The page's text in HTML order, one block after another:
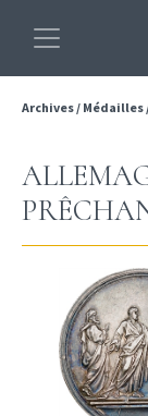
Archives/ Médailles